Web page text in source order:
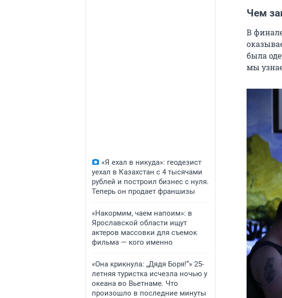
«Я ехал в никуда»: геодезист
уехал в Казахстан с 4 тысячами
рублей и построил бизнес с нуля.
Теперь он продает франшизы
«Накормим, чаем напоим»: в
Ярославской области ищут
актеров массовки для съемок
фильма — кого именно
«Она крикнула: „Дядя Боря!“» 25-
летняя туристка исчезла ночью у
океана во Вьетнаме. Что
произошло в последние минуты
Чем
В
была
мы